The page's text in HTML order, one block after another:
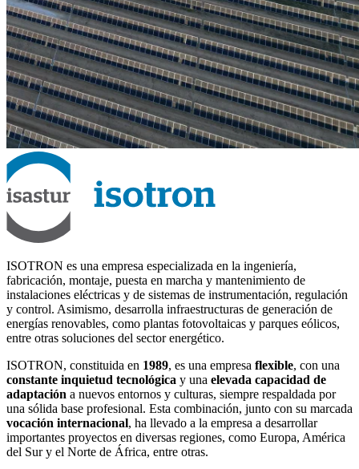
ISOTRON es una empresa especializada en la ingeniería,
fabricación, montaje, puesta en marcha y mantenimiento de
instalaciones eléctricas y de sistemas de instrumentación, regulación
y control. Asimismo, desarrolla infraestructuras de generación de
energías renovables, como plantas fotovoltaicas y parques eólicos,
entre otras soluciones del sector energético.
ISOTRON, constituida en 1989, es una empresa flexible, con una
constante inquietud tecnológica y una elevada capacidad de
adaptación a nuevos entornos y culturas, siempre respaldada por
una sólida base profesional. Esta combinación, junto con su marcada
vocación internacional, ha llevado a la empresa a desarrollar
importantes proyectos en diversas regiones, como Europa, América
del Sur y el Norte de África, entre otras.